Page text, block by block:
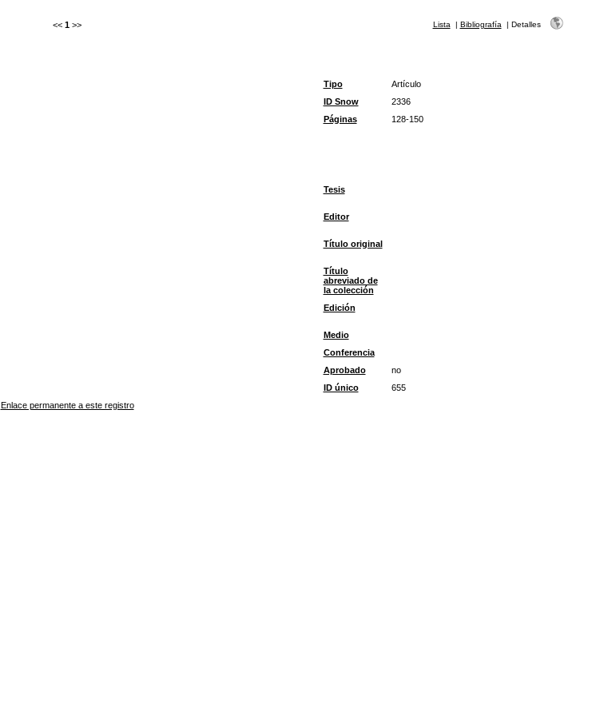
<< 1 >> Lista | Bibliografía | Detalles
Tipo
Artículo
ID Snow
2336
Páginas
128-150
Tesis
Editor
Título original
Título
abreviado de
la colección
Edición
Medio
Conferencia
Aprobado
no
ID único
655
Enlace permanente a este registro